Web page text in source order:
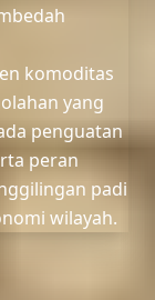
komoditas
yang
penguatan
peran
padi
wilayah.